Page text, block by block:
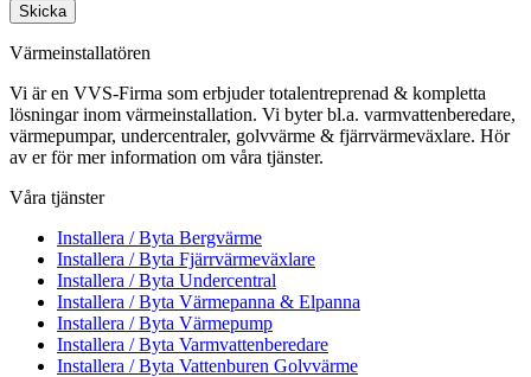
Skicka
Värmeinstallatören
Vi är en VVS-Firma som erbjuder totalentreprenad & kompletta
lösningar inom värmeinstallation. Vi byter bl.a. varmvattenberedare,
värmepumpar, undercentraler, golvvärme & fjärrvärmeväxlare. Hör
av er för mer information om våra tjänster.
Våra tjänster
Installera / Byta Bergvärme
Installera / Byta Fjärrvärmeväxlare
Installera / Byta Undercentral
Installera / Byta Värmepanna & Elpanna
Installera / Byta Värmepump
Installera / Byta Varmvattenberedare
Installera / Byta Vattenburen Golvvärme